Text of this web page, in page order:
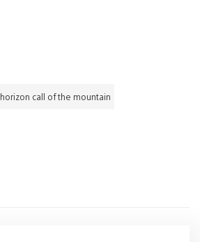
horizon call of the mountain